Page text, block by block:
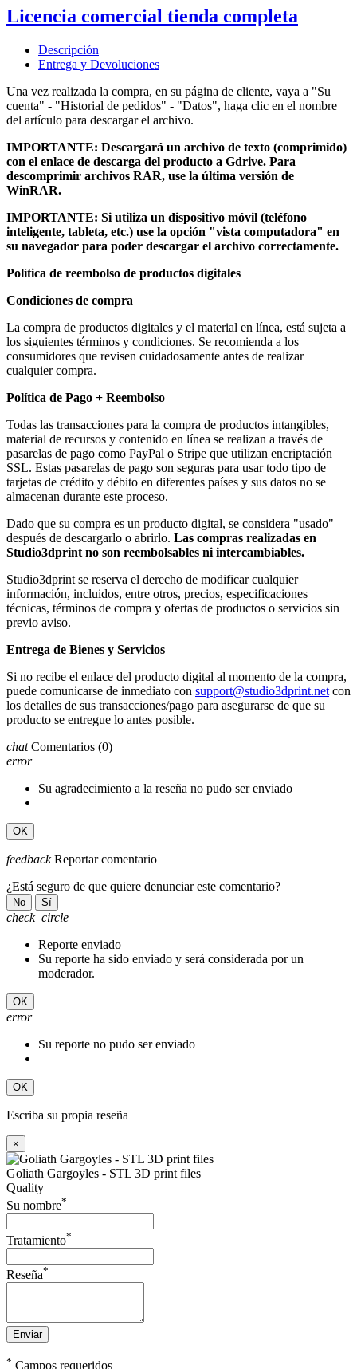
Licencia comercial tienda completa
Descripción
Entrega y Devoluciones
Una vez realizada la compra, en su página de cliente, vaya a "Su
cuenta" - "Historial de pedidos" - "Datos", haga clic en el nombre
del artículo para descargar el archivo.
IMPORTANTE: Descargará un archivo de texto (comprimido)
con el enlace de descarga del producto a Gdrive. Para
descomprimir archivos RAR, use la última versión de
WinRAR.
IMPORTANTE: Si utiliza un dispositivo móvil (teléfono
inteligente, tableta, etc.) use la opción "vista computadora" en
su navegador para poder descargar el archivo correctamente.
Política de reembolso de productos digitales
Condiciones de compra
La compra de productos digitales y el material en línea, está sujeta a
los siguientes términos y condiciones. Se recomienda a los
consumidores que revisen cuidadosamente antes de realizar
cualquier compra.
Política de Pago + Reembolso
Todas las transacciones para la compra de productos intangibles,
material de recursos y contenido en línea se realizan a través de
pasarelas de pago como PayPal o Stripe que utilizan encriptación
SSL. Estas pasarelas de pago son seguras para usar todo tipo de
tarjetas de crédito y débito en diferentes países y sus datos no se
almacenan durante este proceso.
Dado que su compra es un producto digital, se considera "usado"
después de descargarlo o abrirlo. Las compras realizadas en
Studio3dprint no son reembolsables ni intercambiables.
Studio3dprint se reserva el derecho de modificar cualquier
información, incluidos, entre otros, precios, especificaciones
técnicas, términos de compra y ofertas de productos o servicios sin
previo aviso.
Entrega de Bienes y Servicios
Si no recibe el enlace del producto digital al momento de la compra,
puede comunicarse de inmediato con support@studio3dprint.net con
los detalles de sus transacciones/pago para asegurarse de que su
producto se entregue lo antes posible.
chat Comentarios (0)
error
Su agradecimiento a la reseña no pudo ser enviado
OK
feedback Reportar comentario
¿Está seguro de que quiere denunciar este comentario?
No Sí
check_circle
Reporte enviado
Su reporte ha sido enviado y será considerada por un
moderador.
OK
error
Su reporte no pudo ser enviado
OK
Escriba su propia reseña
×
Goliath Gargoyles - STL 3D print files
Quality
Su nombre*
Tratamiento*
Reseña*
Enviar
* Campos requeridos